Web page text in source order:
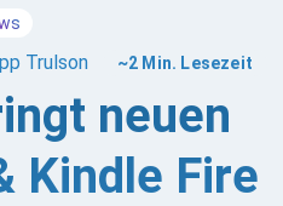
Trulson ~2 Min. Lesezeit
neuen
Kindle Fire